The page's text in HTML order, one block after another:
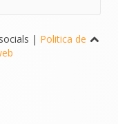
| Politica de